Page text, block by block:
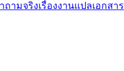
ถามจริงเรื่องงานแปลเอกสาร